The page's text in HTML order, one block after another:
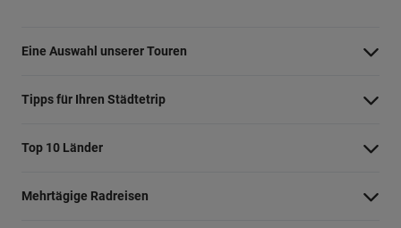
Eine Auswahl unserer Touren
Barcelona Highlights Tour
Highlights von Paris
Private Tour Tallinn
Tipps für Ihren Städtetrip
Strände bei Athen
Nahverkehr in Dublin
Top 10 Länder
Niederlande
Mehrtägige Radreisen